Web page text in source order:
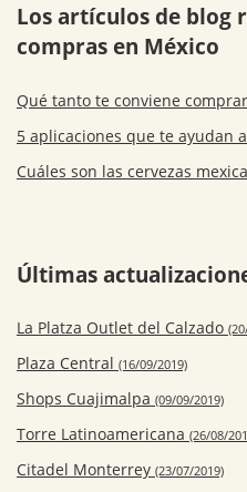
Los artículos de blog
compras en México
Qué tanto te conviene
5 aplicaciones que te ayudan
Cuáles son las cervezas
Últimas
La Platza Outlet del Calzado
Plaza Central (16/09/2019)
Shops Cuajimalpa (09/09/2019)
Torre Latinoamericana (26/08/
Citadel Monterrey (23/07/2019)